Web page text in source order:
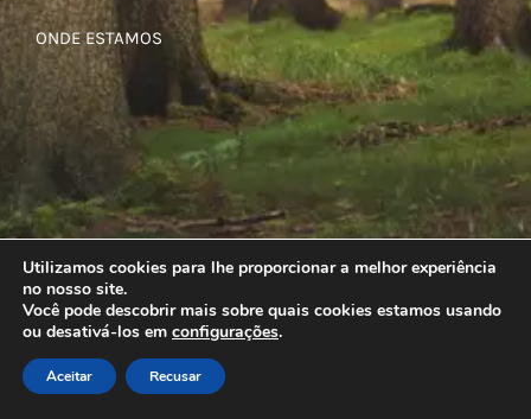
ONDE ESTAMOS
Utilizamos cookies para lhe proporcionar a melhor experiência
no nosso site.
Você pode descobrir mais sobre quais cookies estamos usando
ou desativá-los em configurações.
Aceitar Recusar